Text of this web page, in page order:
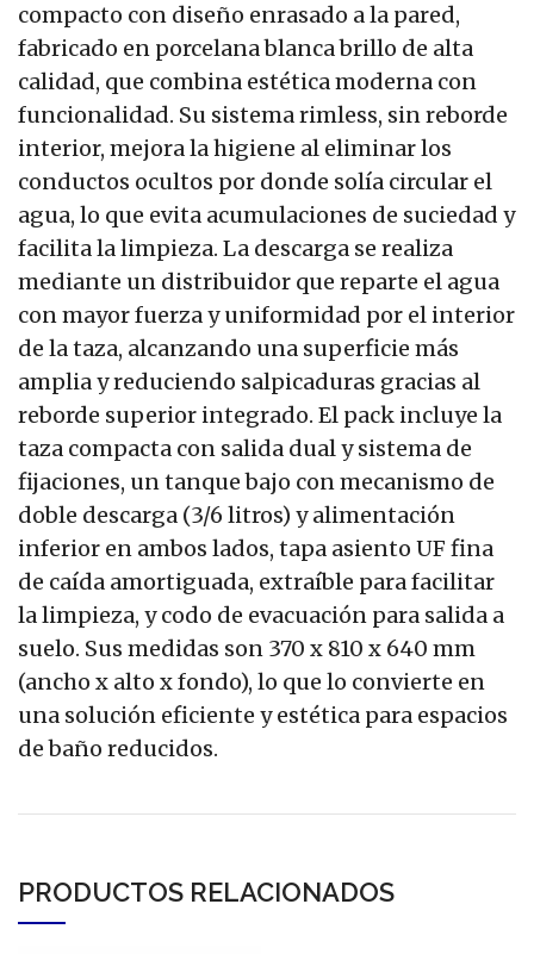
compacto con diseño enrasado a la pared,
fabricado en porcelana blanca brillo de alta
calidad, que combina estética moderna con
funcionalidad. Su sistema rimless, sin reborde
interior, mejora la higiene al eliminar los
conductos ocultos por donde solía circular el
agua, lo que evita acumulaciones de suciedad y
facilita la limpieza. La descarga se realiza
mediante un distribuidor que reparte el agua
con mayor fuerza y uniformidad por el interior
de la taza, alcanzando una superficie más
amplia y reduciendo salpicaduras gracias al
reborde superior integrado. El pack incluye la
taza compacta con salida dual y sistema de
fijaciones, un tanque bajo con mecanismo de
doble descarga (3/6 litros) y alimentación
inferior en ambos lados, tapa asiento UF fina
de caída amortiguada, extraíble para facilitar
la limpieza, y codo de evacuación para salida a
suelo. Sus medidas son 370 x 810 x 640 mm
(ancho x alto x fondo), lo que lo convierte en
una solución eficiente y estética para espacios
de baño reducidos.
PRODUCTOS RELACIONADOS